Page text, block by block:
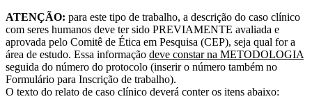
ATENÇÃO: para este tipo de trabalho, a descrição do caso clínico
com seres humanos deve ter sido PREVIAMENTE avaliada e
aprovada pelo Comitê de Ética em Pesquisa (CEP), seja qual for a
área de estudo. Essa informação deve constar na METODOLOGIA
seguida do número do protocolo (inserir o número também no
Formulário para Inscrição de trabalho).
O texto do relato de caso clínico deverá conter os itens abaixo: